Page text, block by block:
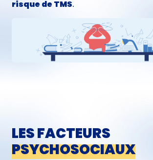
risque de TMS.
LES FACTEURS
PSYCHOSOCIAUX